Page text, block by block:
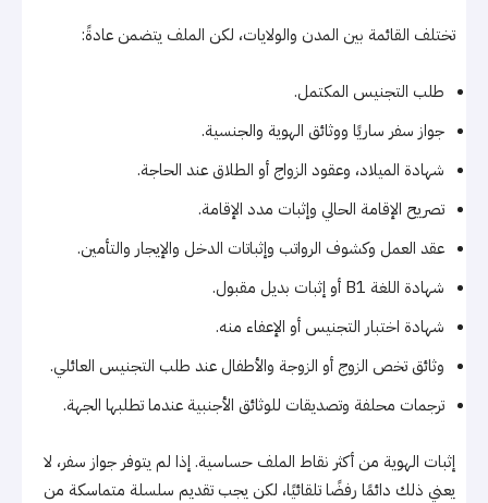
تختلف القائمة بين المدن والولايات، لكن الملف يتضمن عادةً:
طلب التجنيس المكتمل.
جواز سفر ساريًا ووثائق الهوية والجنسية.
شهادة الميلاد، وعقود الزواج أو الطلاق عند الحاجة.
تصريح الإقامة الحالي وإثبات مدد الإقامة.
عقد العمل وكشوف الرواتب وإثباتات الدخل والإيجار والتأمين.
شهادة اللغة B1 أو إثبات بديل مقبول.
شهادة اختبار التجنيس أو الإعفاء منه.
وثائق تخص الزوج أو الزوجة والأطفال عند طلب التجنيس العائلي.
ترجمات محلفة وتصديقات للوثائق الأجنبية عندما تطلبها الجهة.
إثبات الهوية من أكثر نقاط الملف حساسية. إذا لم يتوفر جواز سفر، لا
يعني ذلك دائمًا رفضًا تلقائيًا، لكن يجب تقديم سلسلة متماسكة من